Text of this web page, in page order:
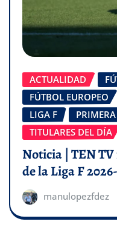
ACTUALIDAD
FÚTBOL EUROPEO
LIGA F
TITULARES DEL DÍA
Noticia | TEN
de la Liga F
manulopezfdez